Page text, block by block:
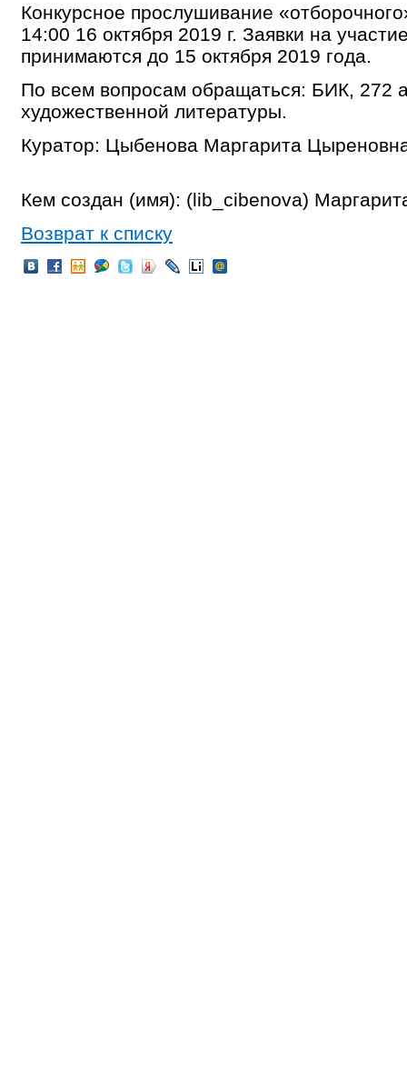
Конкурсное прослушивание
14:00 16 октября 2019 г. Заявки на
принимаются до 15 октября 2019 года.
По всем вопросам обращаться: БИК, 272
художественной литературы.
Куратор: Цыбенова Маргарита
Кем создан (имя): (lib_cibenova)
Возврат к списку